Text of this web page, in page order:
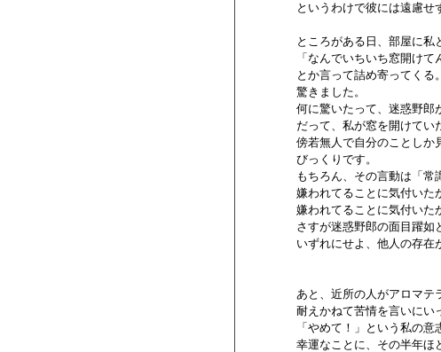
というわけで彼には遠慮せ
ところがある日、部屋に私
「なんでいちいち窓開けて
        とか言って詰め寄ってくる。
        驚きました。
何に驚いたって、迷惑野郎
だって、私が窓を開けてい
傍若無人で自分のことしか
        びっくりです。
もちろん、その言動は「常
嫌われてることに気付いた
嫌われてることに気付いた
さすが迷惑野郎の面目躍如
いずれにせよ、他人の存在
あと、近所の人がアロマテ
耐えかねて苦情を言いにい
「やめて！」という私の意
幸運なことに、その半年ほ